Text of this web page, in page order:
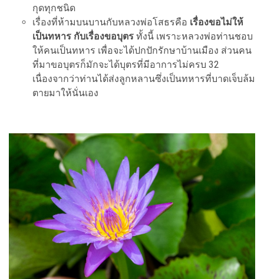
กุดทุกชนิด
เรื่องที่ห้ามบนบานกับหลวงพ่อโสธรคือ เรื่องขอไม่ให้
เป็นทหาร กับเรื่องขอบุตร ทั้งนี้ เพราะหลวงพ่อท่านชอบ
ให้คนเป็นทหาร เพื่อจะได้ปกปักรักษาบ้านเมือง ส่วนคน
ที่มาขอบุตรก็มักจะได้บุตรที่มีอาการไม่ครบ 32
เนื่องจากว่าท่านได้ส่งลูกหลานซึ่งเป็นทหารที่บาดเจ็บล้ม
ตายมาให้นั่นเอง